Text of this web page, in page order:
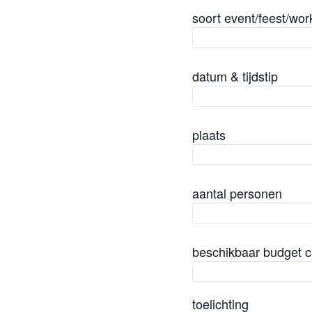
soort event/feest/
datum & tijdstip
plaats
aantal personen
beschikbaar budget
toelichting